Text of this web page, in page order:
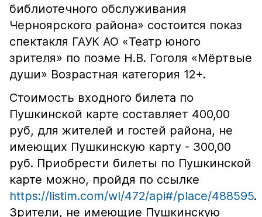
библиотечного обслуживания
Черноярского района» состоится показ
спектакля ГАУК АО «Театр юного
зрителя» по поэме Н.В. Гоголя «Мёртвые
души» Возрастная категория 12+.
Стоимость входного билета по
Пушкинской карте составляет 400,00
руб, для жителей и гостей района, не
имеющих Пушкинскую карту - 300,00
руб. Приобрести билеты по Пушкинской
карте можно, пройдя по ссылке
https://listim.com/wl/472/api#/place/488595.
Зрители, не имеющие Пушкинскую